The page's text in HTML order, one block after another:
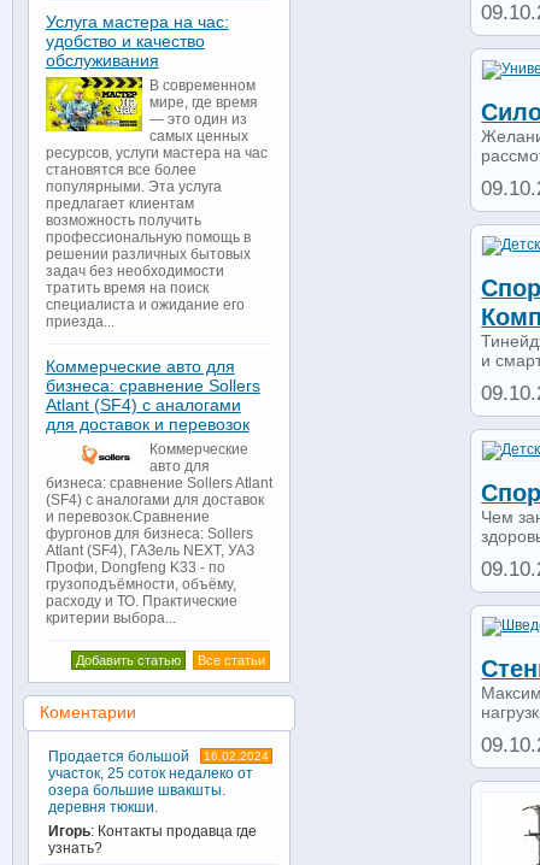
и
Чем
Услуга мастера на час:
удобство и качество
обслуживания
В современном
мире, где время
— это один из
самых ценных
ресурсов, услуги мастера на час
становятся все более
популярными. Эта услуга
предлагает клиентам
возможность получить
профессиональную помощь в
решении различных бытовых
задач без необходимости
тратить время на поиск
специалиста и ожидание его
приезда...
Коммерческие авто для
бизнеса: сравнение Sollers
Atlant (SF4) с аналогами
для доставок и перевозок
Коммерческие
авто для
бизнеса: сравнение Sollers Atlant
(SF4) с аналогами для доставок
и перевозок.Сравнение
фургонов для бизнеса: Sollers
Atlant (SF4), ГАЗель NEXT, УАЗ
Профи, Dongfeng K33 - по
грузоподъёмности, объёму,
расходу и ТО. Практические
критерии выбора...
Все статьи
Добавить статью
Коментарии
16.02.2024
Продается большой
участок, 25 соток недалеко от
озера большие швакшты.
деревня тюкши.
Игорь: Контакты продавца где
узнать?